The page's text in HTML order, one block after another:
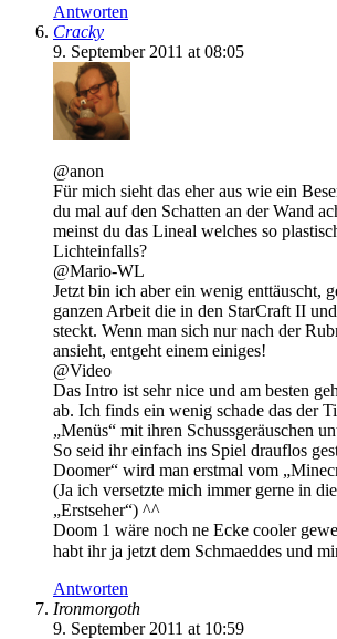
Antworten
Cracky
9. September 2011 at 08:05
@anon
Für mich sieht das eher aus wie ein
du mal auf den Schatten an der Wand
meinst du das Lineal welches so
Lichteinfalls?
@Mario-WL
Jetzt bin ich aber ein wenig enttäuscht,
ganzen Arbeit die in den StarCraft II
steckt. Wenn man sich nur nach der
ansieht, entgeht einem einiges!
@Video
Das Intro ist sehr nice und am besten
ab. Ich finds ein wenig schade das der
„Menüs“ mit ihren Schussgeräuschen
So seid ihr einfach ins Spiel drauflos
Doomer“ wird man erstmal vom
(Ja ich versetzte mich immer gerne in
„Erstseher“) ^^
Doom 1 wäre noch ne Ecke cooler
habt ihr ja jetzt dem Schmaeddes und
Antworten
Ironmorgoth
9. September 2011 at 10:59